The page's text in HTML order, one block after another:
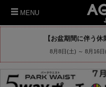
MENU
【お盆期間に伴う休
8月8日(土) ～ 8月16日